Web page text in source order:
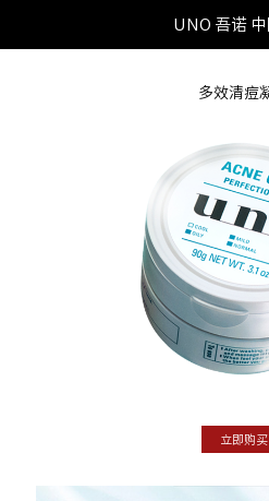
UNO 吾诺 中
多效清痘
立即购买